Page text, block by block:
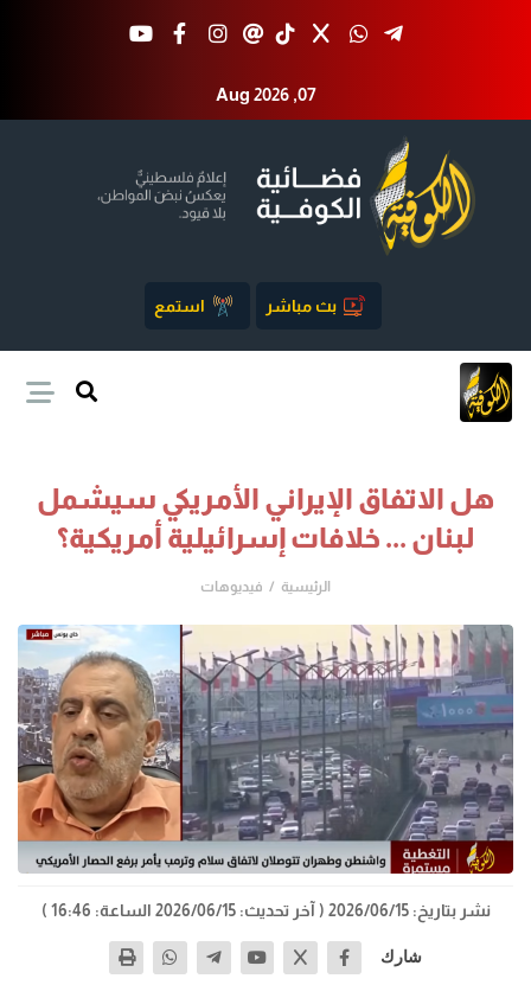
Aug 2026 ,07
بث مباشر استمع
هل الاتفاق الإيراني الأمريكي سيشمل
لبنان ... خلافات إسرائيلية أمريكية؟
الرئيسية فيديوهات
نشر بتاريخ: 2026/06/15 ( آخر تحديث: 2026/06/15 الساعة: 16:46 )
شارك